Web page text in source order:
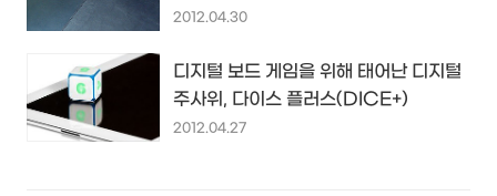
릴 것 같은 감성어린 그녀, 이상은
2012.04.30
디지털 보드 게임을 위해 태어난 디지털
주사위, 다이스 플러스(DICE+)
2012.04.27